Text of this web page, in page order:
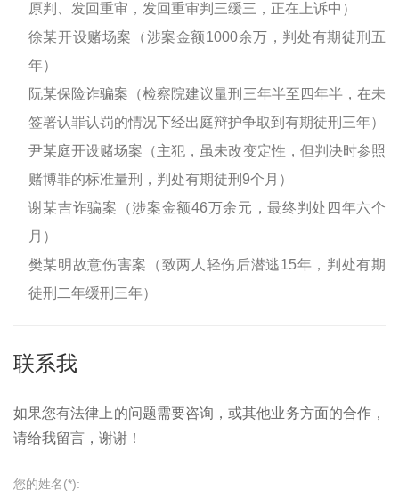
原判、发回重审，发回重审判三缓三，正在上诉中）
徐某开设赌场案（涉案金额1000余万，判处有期徒刑五
年）
阮某保险诈骗案（检察院建议量刑三年半至四年半，在未
签署认罪认罚的情况下经出庭辩护争取到有期徒刑三年）
尹某庭开设赌场案（主犯，虽未改变定性，但判决时参照
赌博罪的标准量刑，判处有期徒刑9个月）
谢某吉诈骗案（涉案金额46万余元，最终判处四年六个
月）
樊某明故意伤害案（致两人轻伤后潜逃15年，判处有期
徒刑二年缓刑三年）
联系我
如果您有法律上的问题需要咨询，或其他业务方面的合作，
请给我留言，谢谢！
您的姓名(*):